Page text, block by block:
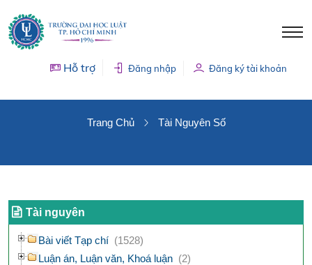
Hỗ trợ Đăng nhập Đăng ký tài khoản
Trang Chủ Tài Nguyên Số
Tài nguyên
Bài viết Tạp chí (1528)
Luận án, Luận văn, Khoá luận (2)